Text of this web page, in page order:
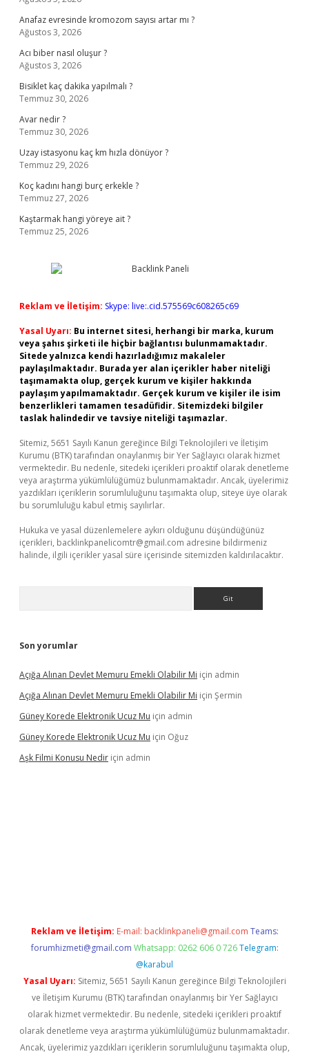
Anafaz evresinde kromozom sayısı artar mı ?
Ağustos 3, 2026
Acı biber nasıl oluşur ?
Ağustos 3, 2026
Bisiklet kaç dakika yapılmalı ?
Temmuz 30, 2026
Avar nedir ?
Temmuz 30, 2026
Uzay istasyonu kaç km hızla dönüyor ?
Temmuz 29, 2026
Koç kadını hangi burç erkekle ?
Temmuz 27, 2026
Kaştarmak hangi yöreye ait ?
Temmuz 25, 2026
Reklam ve İletişim: Skype: live:.cid.575569c608265c69
Yasal Uyarı: Bu internet sitesi, herhangi bir marka, kurum
veya şahıs şirketi ile hiçbir bağlantısı bulunmamaktadır.
Sitede yalnızca kendi hazırladığımız makaleler
paylaşılmaktadır. Burada yer alan içerikler haber niteliği
taşımamakta olup, gerçek kurum ve kişiler hakkında
paylaşım yapılmamaktadır. Gerçek kurum ve kişiler ile isim
benzerlikleri tamamen tesadüfidir. Sitemizdeki bilgiler
taslak halindedir ve tavsiye niteliği taşımazlar.
Sitemiz, 5651 Sayılı Kanun gereğince Bilgi Teknolojileri ve İletişim
Kurumu (BTK) tarafından onaylanmış bir Yer Sağlayıcı olarak hizmet
vermektedir. Bu nedenle, sitedeki içerikleri proaktif olarak denetleme
veya araştırma yükümlülüğümüz bulunmamaktadır. Ancak, üyelerimiz
yazdıkları içeriklerin sorumluluğunu taşımakta olup, siteye üye olarak
bu sorumluluğu kabul etmiş sayılırlar.
Hukuka ve yasal düzenlemelere aykırı olduğunu düşündüğünüz
içerikleri, backlinkpanelicomtr@gmail.com adresine bildirmeniz
halinde, ilgili içerikler yasal süre içerisinde sitemizden kaldırılacaktır.
Son yorumlar
Açığa Alınan Devlet Memuru Emekli Olabilir Mi için admin
Açığa Alınan Devlet Memuru Emekli Olabilir Mi için Şermin
Güney Korede Elektronik Ucuz Mu için admin
Güney Korede Elektronik Ucuz Mu için Oğuz
Aşk Filmi Konusu Nedir için admin
Reklam ve İletişim: E-mail: backlinkpaneli@gmail.com Teams:
forumhizmeti@gmail.com Whatsapp: 0262 606 0 726 Telegram:
@karabul
Yasal Uyarı: Sitemiz, 5651 Sayılı Kanun gereğince Bilgi Teknolojileri
ve İletişim Kurumu (BTK) tarafından onaylanmış bir Yer Sağlayıcı
olarak hizmet vermektedir. Bu nedenle, sitedeki içerikleri proaktif
olarak denetleme veya araştırma yükümlülüğümüz bulunmamaktadır.
Ancak, üyelerimiz yazdıkları içeriklerin sorumluluğunu taşımakta olup,